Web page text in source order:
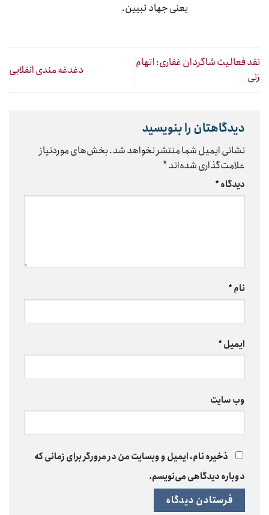
یعنی جهاد تبیین.
نقد فعالیت شاگردان غفاری: اتهام
زنی
دغدغه مندی انقلابی
دیدگاهتان را بنویسید
نشانی ایمیل شما منتشر نخواهد شد.بخش‌های موردنیاز
علامت‌گذاری شده‌اند*
دیدگاه*
نام*
ایمیل*
وب‌ سایت
ذخیره نام، ایمیل و وبسایت من در مرورگر برای زمانی که
دوباره دیدگاهی می‌نویسم.